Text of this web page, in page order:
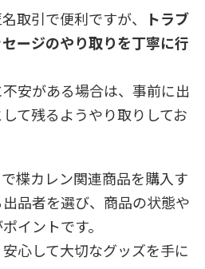
取引で便利ですが、
トラブ
ージのやり取りを丁寧に行
安がある場合は、事前に出
て残るようやり取りしてお
楪カレン関連商品を購入す
品者を選び、商品の状態や
イントです。
心して大切なグッズを手に